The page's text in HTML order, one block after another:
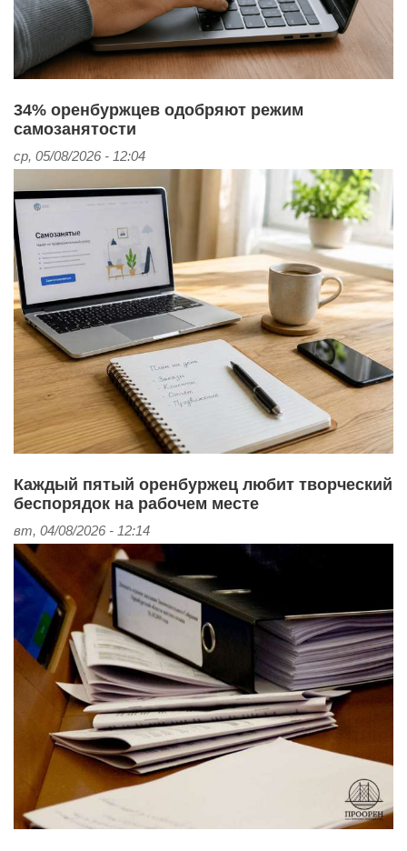
34% оренбуржцев одобряют режим
самозанятости
ср, 05/08/2026 - 12:04
Каждый пятый оренбуржец любит творческий
беспорядок на рабочем месте
вт, 04/08/2026 - 12:14